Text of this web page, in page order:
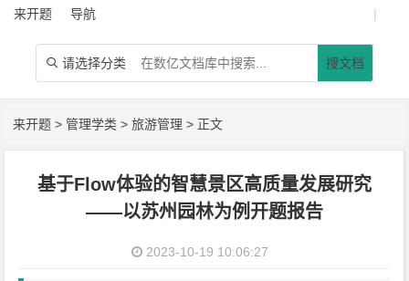
来开题 导航 |
 请选择分类 搜文档
来开题 >管理学类 >旅游管理 > 正文
基于Flow体验的智慧景区高质量发展研究
——以苏州园林为例开题报告
2023-10-19 10:06:27